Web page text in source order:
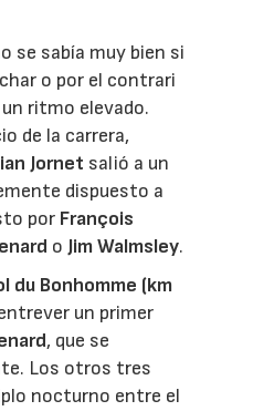
se sabía muy bien si
o por el contrari
ritmo elevado.
de la carrera,
Jornet salió a un
dispuesto a
por François
o Jim Walmsley.
du Bonhomme (km
un primer
, que se
Los otros tres
nocturno entre el